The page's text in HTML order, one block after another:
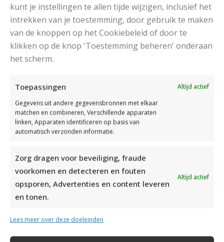
kunt je instellingen te allen tijde wijzigen, inclusief het
intrekken van je toestemming, door gebruik te maken
van de knoppen op het Cookiebeleid of door te
klikken op de knop 'Toestemming beheren' onderaan
het scherm.
Toepassingen
Altijd actief
Gegevens uit andere gegevensbronnen met elkaar
matchen en combineren, Verschillende apparaten
linken, Apparaten identificeren op basis van
automatisch verzonden informatie.
Zorg dragen voor beveiliging, fraude
voorkomen en detecteren en fouten
opsporen, Advertenties en content leveren
en tonen.
Altijd actief
Lees meer over deze doeleinden